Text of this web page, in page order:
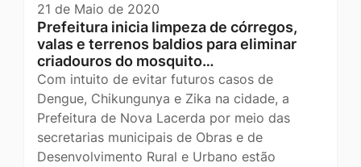
21 de Maio de 2020
Prefeitura inicia limpeza de córregos,
valas e terrenos baldios para eliminar
criadouros do mosquito…
Com intuito de evitar futuros casos de
Dengue, Chikungunya e Zika na cidade, a
Prefeitura de Nova Lacerda por meio das
secretarias municipais de Obras e de
Desenvolvimento Rural e Urbano estão